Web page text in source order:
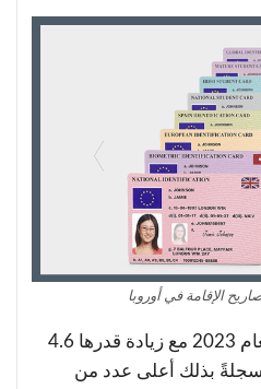
الإقامة في أوروبا
جاءت أحدث الإحصائيات لعام 2023 مع زيادة قدرها 4.6
مع عام 2022، مسجلةً بذلك أعلى عدد من